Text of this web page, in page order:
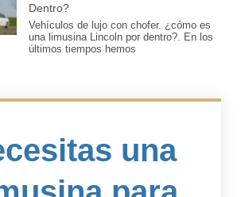
Dentro?
Vehículos de lujo con chofer. ¿cómo es
una limusina Lincoln por dentro?. En los
últimos tiempos hemos
una